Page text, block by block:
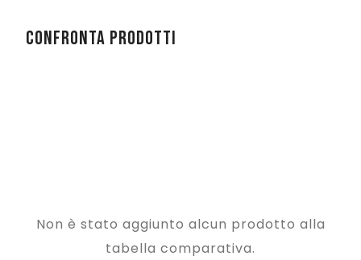
Confronta prodotti
Non è stato aggiunto alcun prodotto alla
tabella comparativa.